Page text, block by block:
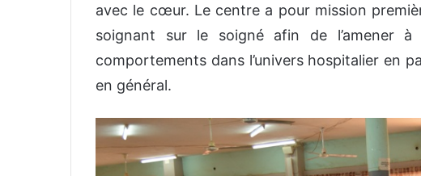
avec le cœur. Le centre a pour mission
soignant sur le soigné afin de l’amener
comportements dans l’univers hospitalier en
en général.